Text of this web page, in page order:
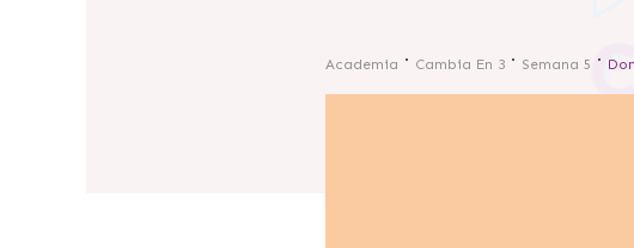
Academia Cambia En 3 Semana 5